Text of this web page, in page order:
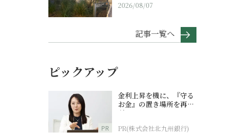
2026/08/07
記事一覧へ
ピックアップ
PR
金利上昇を機に、『守る
お金』の置き場所を再検
討
PR(株式会社北九州銀行)